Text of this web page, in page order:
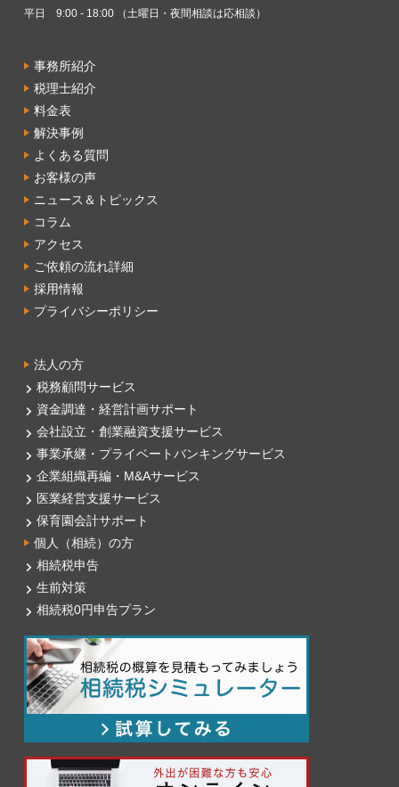
平日 9:00 - 18:00 （土曜日・夜間相談は応相談）
事務所紹介
税理士紹介
料金表
解決事例
よくある質問
お客様の声
ニュース＆トピックス
コラム
アクセス
ご依頼の流れ詳細
採用情報
プライバシーポリシー
法人の方
税務顧問サービス
資金調達・経営計画サポート
会社設立・創業融資支援サービス
事業承継・プライベートバンキングサービス
企業組織再編・M&Aサービス
医業経営支援サービス
保育園会計サポート
個人（相続）の方
相続税申告
生前対策
相続税0円申告プラン